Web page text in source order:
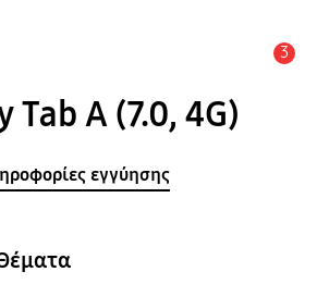
3
Tab A (7.0, 4G)
εγγύησης